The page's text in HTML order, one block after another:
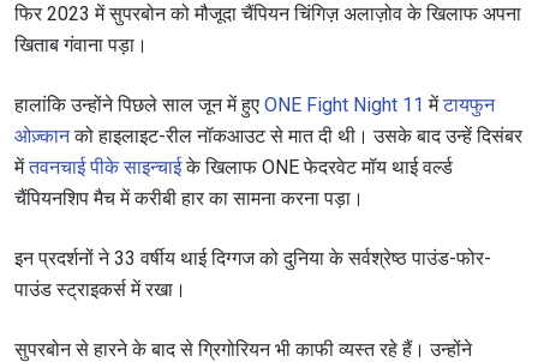
फिर 2023 में सुपरबोन को मौजूदा चैंपियन चिंगिज़ अलाज़ोव के खिलाफ अपना
खिताब गंवाना पड़ा।
हालांकि उन्होंने पिछले साल जून में हुए ONE Fight Night 11 मेंटायफुन
ओज़्कानको हाइलाइट-रील नॉकआउट से मात दी थी। उसके बाद उन्हें दिसंबर
मेंतवनचाई पीके साइन्चाईके खिलाफ ONE फेदरवेट मॉय थाई वर्ल्ड
चैंपियनशिप मैच में करीबी हार का सामना करना पड़ा।
इन प्रदर्शनों ने 33 वर्षीय थाई दिग्गज को दुनिया के सर्वश्रेष्ठ पाउंड-फोर-
पाउंड स्ट्राइकर्स में रखा।
सुपरबोन से हारने के बाद से ग्रिगोरियन भी काफी व्यस्त रहे हैं। उन्होंने